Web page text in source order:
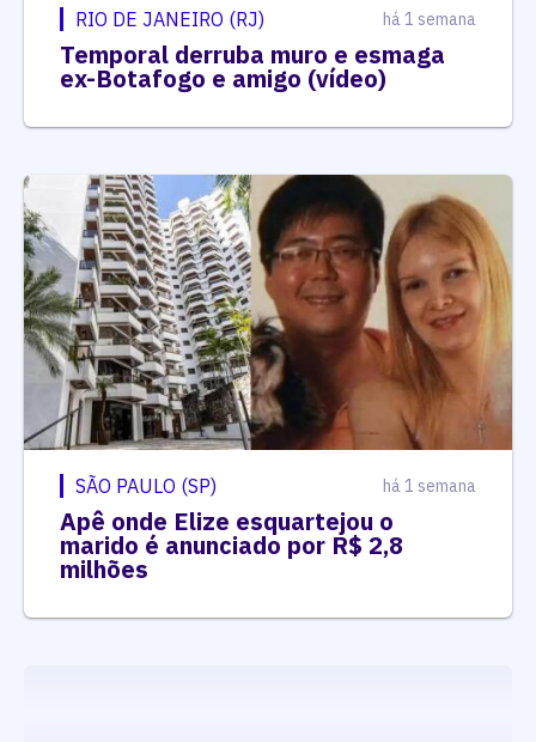
RIO DE JANEIRO (RJ) há 1 semana
Temporal derruba muro e esmaga
ex-Botafogo e amigo (vídeo)
SÃO PAULO (SP) há 1 semana
Apê onde Elize esquartejou o
marido é anunciado por R$ 2,8
milhões